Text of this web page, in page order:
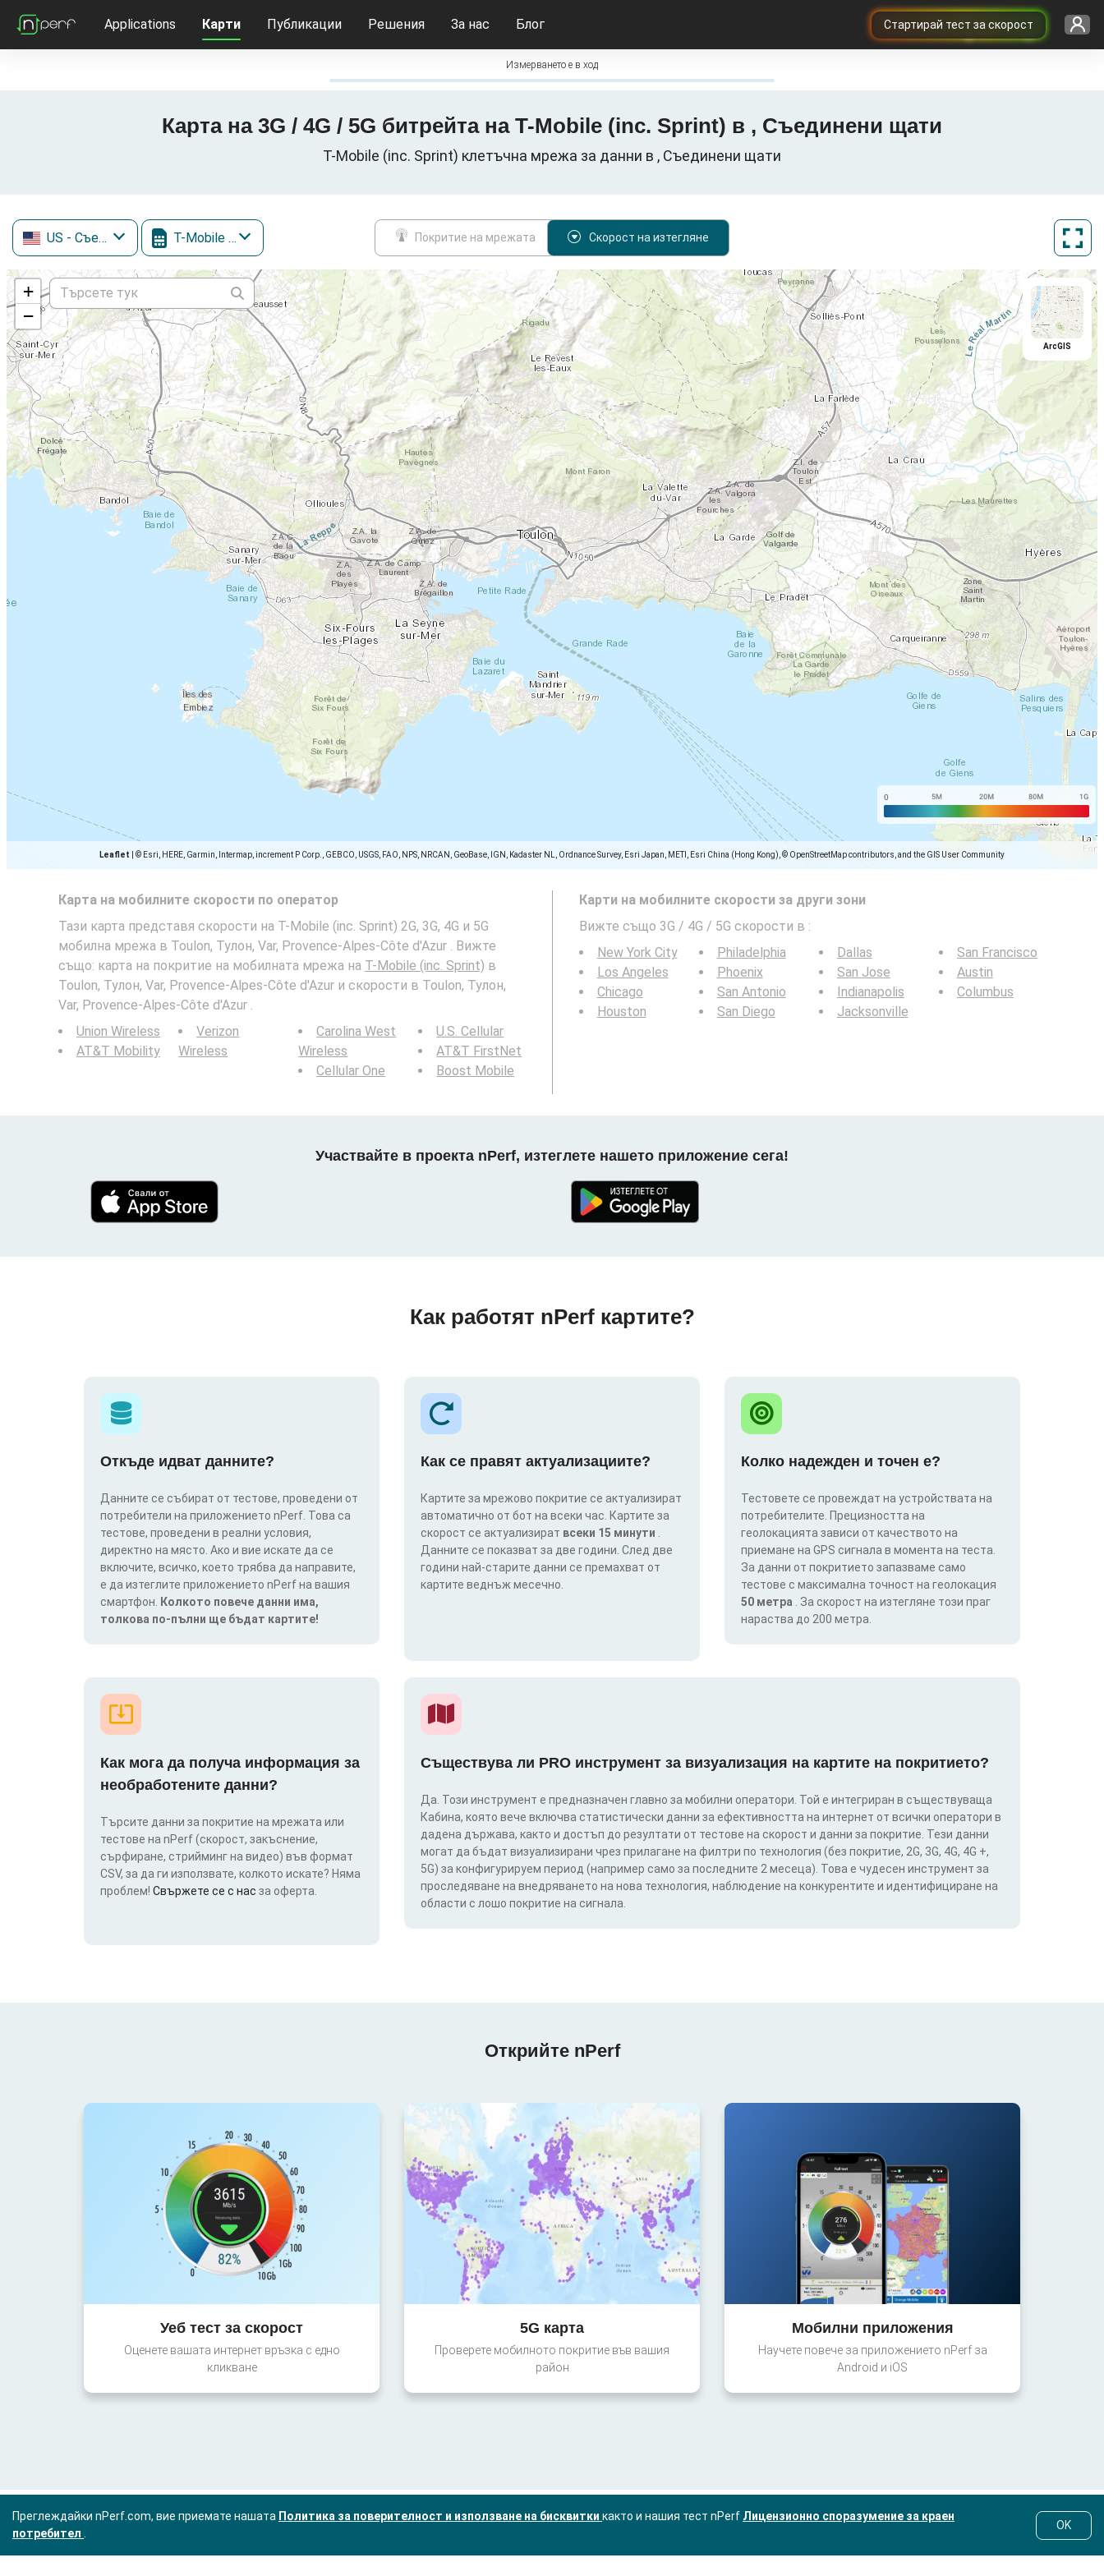
Cтартирай тест за скорост
Applications Карти Публикации Решения За нас Блог
Измерването е в ход
Карта на 3G / 4G / 5G битрейта на T-Mobile (inc. Sprint) в , Съединени щати
T-Mobile (inc. Sprint) клетъчна мрежа за данни в , Съединени щати
US - Съединени щати T-Mobile (inc. Sprint) Покритие на мрежата Скорост на изтегляне
+
−
Leaflet © Esri, HERE, Garmin, Intermap, increment P Corp., GEBCO, USGS, FAO, NPS, NRCAN, GeoBase, IGN, Kadaster NL, Ordnance Survey, Esri Japan, METI, Esri China (Hong Kong), © OpenStreetMap contributors, and the GIS User Community
ArcGIS
Карта на мобилните скорости по оператор
Тази карта представя скорости на T-Mobile (inc. Sprint) 2G, 3G, 4G и 5G
мобилна мрежа в Toulon, Тулон, Var, Provence-Alpes-Côte d'Azur . Вижте
също: карта на покритие на мобилната мрежа на T-Mobile (inc. Sprint) в
Toulon, Тулон, Var, Provence-Alpes-Côte d'Azur и скорости в Toulon, Тулон,
Var, Provence-Alpes-Côte d'Azur .
Union Wireless
AT&T Mobility
Verizon
Wireless
Carolina West
Wireless
Cellular One
U.S. Cellular
AT&T FirstNet
Boost Mobile
Карти на мобилните скорости за други зони
Вижте също 3G / 4G / 5G скорости в :
New York City
Los Angeles
Chicago
Houston
Philadelphia
Phoenix
San Antonio
San Diego
Dallas
San Jose
Indianapolis
Jacksonville
San Francisco
Austin
Columbus
Участвайте в проекта nPerf, изтеглете нашето приложение сега!
Как работят nPerf картите?
Откъде идват данните?
Данните се събират от тестове, проведени от
потребители на приложението nPerf. Това са
тестове, проведени в реални условия,
директно на място. Ако и вие искате да се
включите, всичко, което трябва да направите,
е да изтеглите приложението nPerf на вашия
смартфон.
Колкото повече данни има,
толкова по-пълни ще бъдат картите!
Как се правят актуализациите?
Картите за мрежово покритие се актуализират
автоматично от бот на всеки час. Картите за
скорост се актуализират всеки 15 минути
Данните се показват за две години. След две
години най-старите данни се премахват от
картите веднъж месечно.
Колко надежден и точен е?
Тестовете се провеждат на устройствата на
потребителите. Прецизността на
геолокацията зависи от качеството на
приемане на GPS сигнала в момента на теста.
За данни от покритието запазваме само
тестове с максимална точност на геолокация
50 метра
. За скорост на изтегляне този праг
нараства до 200 метра.
Как мога да получа информация за
необработените данни?
Търсите данни за покритие на мрежата или
тестове на nPerf (скорост, закъснение,
сърфиране, стрийминг на видео) във формат
CSV, за да ги използвате, колкото искате? Няма
проблем! Свържете се с нас за оферта.
Съществува ли PRO инструмент за визуализация на картите на покритието?
Да. Този инструмент е предназначен главно за мобилни оператори. Той е интегриран в съществуваща
Кабина, която вече включва статистически данни за ефективността на интернет от всички оператори в
дадена държава, както и достъп до резултати от тестове на скорост и данни за покритие. Тези данни
могат да бъдат визуализирани чрез прилагане на филтри по технология (без покритие, 2G, 3G, 4G, 4G +,
5G) за конфигурируем период (например само за последните 2 месеца). Това е чудесен инструмент за
проследяване на внедряването на нова технология, наблюдение на конкурентите и идентифициране на
области с лошо покритие на сигнала.
Открийте nPerf
Уеб тест за скорост
Оценете вашата интернет връзка с едно
кликване
5G карта
Проверете мобилното покритие във вашия
район
Мобилни приложения
Научете повече за приложението nPerf за
Android и iOS
Преглеждайки nPerf.com, вие приемате нашата Политика за поверителност и използване на бисквитки както и нашия тест nPerf Лицензионно споразумение за краен
потребител
OK